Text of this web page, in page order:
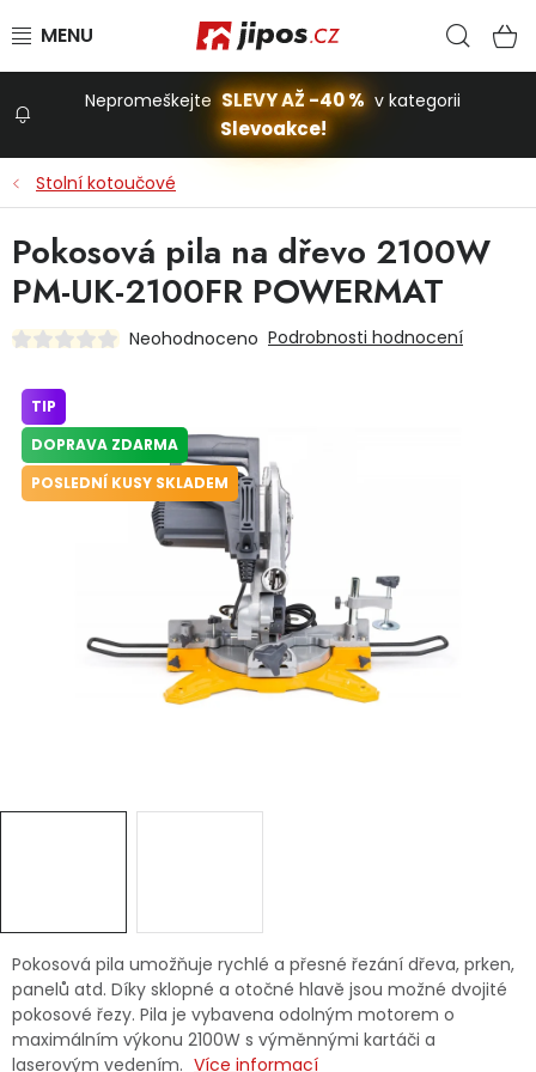
Stavba a dům
Domácnost
Dětská hřiště
Autodoplňky
Značky
Nepromeškejte SLEVY AŽ -40 % v kategorii
Slevoakce!
Stolní kotoučové
Pokosová pila umožňuje rychlé a přesné řezání dřeva, prken,
panelů atd. Díky sklopné a otočné hlavě jsou možné dvojité
pokosové řezy. Pila je vybavena odolným motorem o
maximálním výkonu 2100W s výměnnými kartáči a
laserovým vedením. Více informací
Pokosová pila na dřevo 2100W
PM-UK-2100FR POWERMAT
Neohodnoceno Podrobnosti hodnocení
TIP
DOPRAVA ZDARMA
POSLEDNÍ KUSY SKLADEM